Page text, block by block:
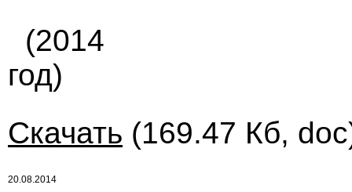
(2014
год)
Скачать (169.47 Кб,
20.08.2014